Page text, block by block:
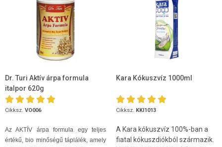
Dr. Turi Aktív árpa formula
italpor 620g
Cikksz. VO006
Az AKTÍV árpa formula egy teljes
értékű, bio minőségű táplálék, amely
Kara Kókuszvíz 1000ml
Cikksz. KKI1013
A Kara kókuszvíz 100%-ban a
fiatal kókuszdiókból származik.